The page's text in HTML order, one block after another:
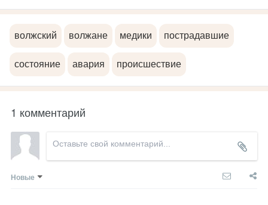
волжский волжане медики пострадавшие
состояние авария происшествие
1 комментарий
Новые